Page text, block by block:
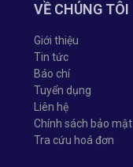
VỀ CHÚNG TÔI
Giới thiệu
Tin tức
Báo chí
Tuyển dụng
Liên hệ
Chính sách bảo mật
Tra cứu hoá đơn